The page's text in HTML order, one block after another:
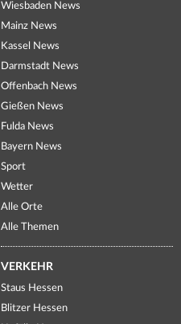
Wiesbaden News
Mainz News
Kassel News
Darmstadt News
Offenbach News
Gießen News
Fulda News
Bayern News
Sport
Wetter
Alle Orte
Alle Themen
VERKEHR
Staus Hessen
Blitzer Hessen